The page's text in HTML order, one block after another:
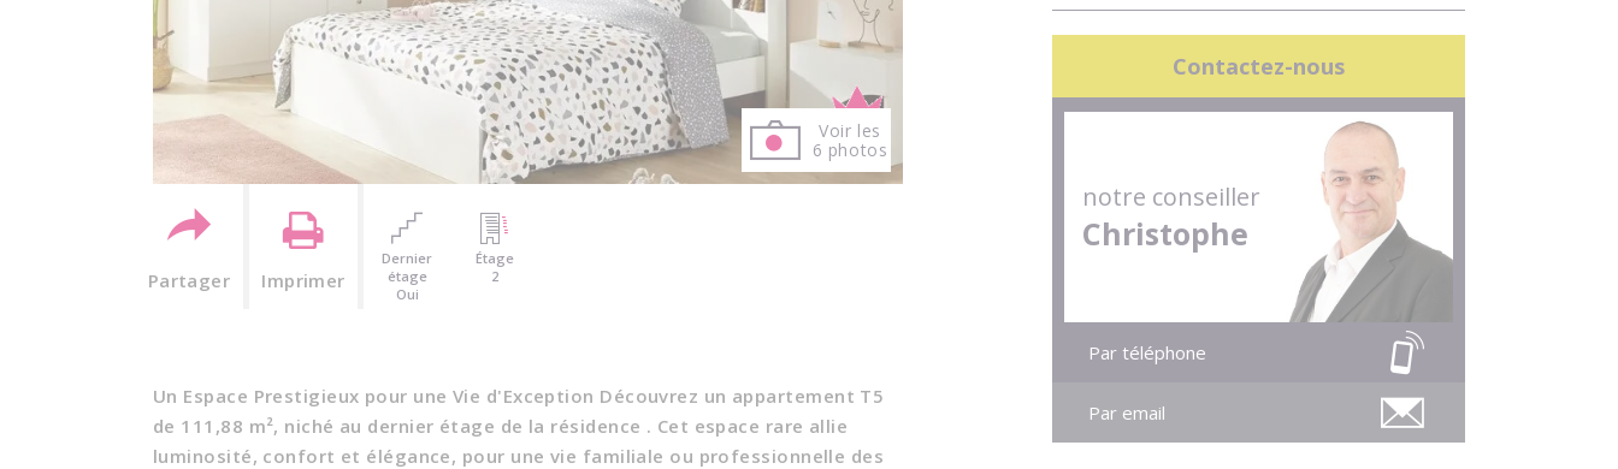
Contactez-nous
notre conseiller
Christophe
Par téléphone
Par email
Voir les
6 photos
Partager Imprimer
Dernier
étage
Oui
Étage
2
Un Espace Prestigieux pour une Vie d'Exception Découvrez un appartement T5
de 111,88 m², niché au dernier étage de la résidence . Cet espace rare allie
luminosité, confort et élégance, pour une vie familiale ou professionnelle des